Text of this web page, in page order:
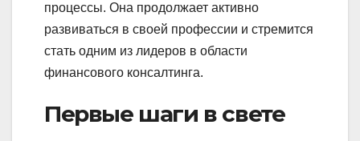
процессы. Она продолжает активно
развиваться в своей профессии и стремится
стать одним из лидеров в области
финансового консалтинга.
Первые шаги в свете